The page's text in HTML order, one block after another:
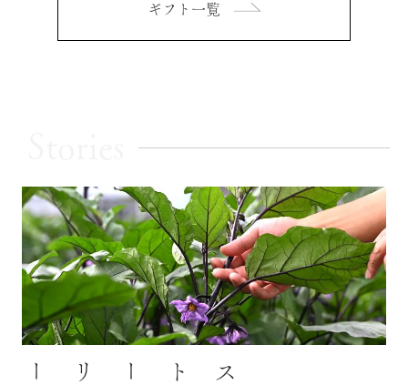
ギフト一覧
ストーリー